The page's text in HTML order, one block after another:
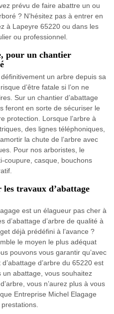
prévu de faire abattre un ou
? N’hésitez pas à entrer en
à Lapeyre 65220 ou dans les
ou professionnel.
pour un chantier
un arbre depuis sa
d’être fatale si l’on ne
Sur un chantier d’abattage
feront en sorte de sécuriser le
protection. Lorsque l’arbre à
des lignes téléphoniques,
la chute de l’arbre avec
Pour nos arboristes, le
coupure, casque, bouchons
travaux d’abattage
est un élagueur pas cher à
d’abattage d’arbre de qualité à
déjà prédéfini à l’avance ?
le moyen le plus adéquat
pouvons vous garantir qu’avec
d’arbre du 65220 est
abattage, vous souhaitez
vous n’aurez plus à vous
Entreprise Michel Elagage